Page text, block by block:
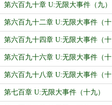
（七）
第六百九十章 U:无限大事件（九）
第六百九十二章 U:无限大事件（十
一）
第六百九十四章 U:无限大事件（十
三）
第六百九十六章 U:无限大事件（十
五）
第六百九十八章 U:无限大事件（十
七）
第七百章 U:无限大事件（十九）